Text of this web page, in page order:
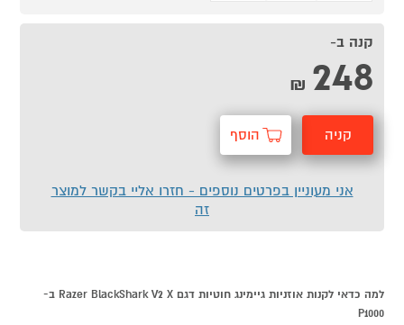
קנה ב-
248
₪
קניה הוסף
אני מעוניין בפרטים נוספים - חזרו אליי בקשר למוצר
זה
למה כדאי לקנות אוזניות גיימינג חוטיות דגם Razer BlackShark V2 X ב-
P1000